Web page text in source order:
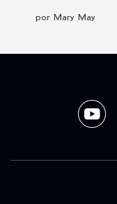
por Mary May